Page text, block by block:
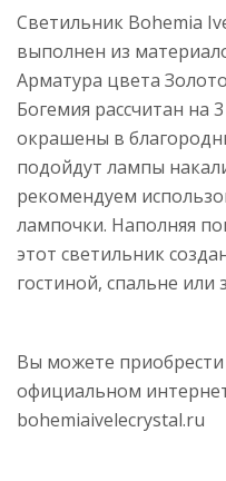
Светильник Bohemia
выполнен из
Арматура цвета
Богемия рассчитан на
окрашены в
подойдут лампы
рекомендуем
лампочки. Наполняя
этот светильник
гостиной, спальне или
Вы можете
официальном
bohemiaivelecrystal.ru